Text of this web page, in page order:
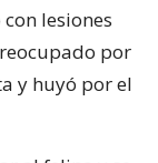
lesiones
por
y huyó por el